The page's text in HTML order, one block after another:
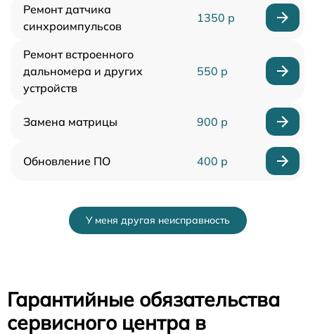
Ремонт датчика
синхроимпульсов
1350 р
Ремонт встроенного
дальномера и других
устройств
550 р
Замена матрицы 900 р
Обновление ПО 400 р
У меня другая неисправность
Гарантийные обязательства
сервисного центра в